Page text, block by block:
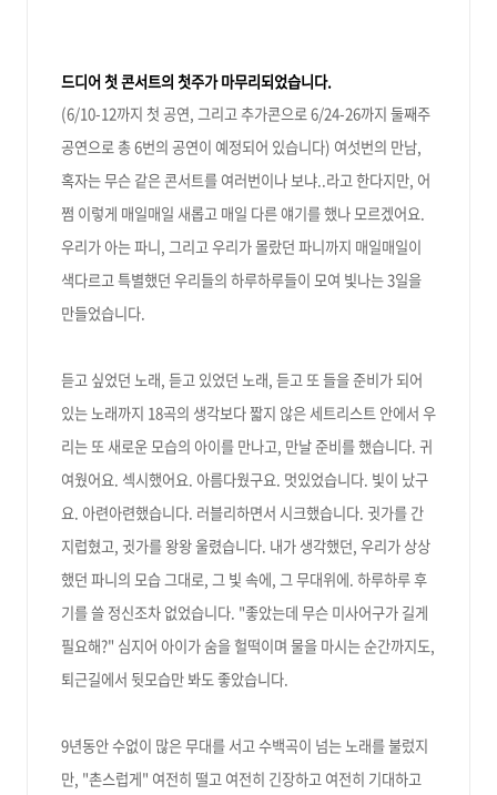
드디어 첫 콘서트의 첫주가 마무리되었습니다.
(6/10-12까지 첫 공연, 그리고 추가콘으로 6/24-26까지 둘째주
공연으로 총 6번의 공연이 예정되어 있습니다) 여섯번의 만남,
혹자는 무슨 같은 콘서트를 여러번이나 보냐..라고 한다지만, 어
쩜 이렇게 매일매일 새롭고 매일 다른 얘기를 했나 모르겠어요.
우리가 아는 파니, 그리고 우리가 몰랐던 파니까지 매일매일이
색다르고 특별했던 우리들의 하루하루들이 모여 빛나는 3일을
만들었습니다.
듣고 싶었던 노래, 듣고 있었던 노래, 듣고 또 들을 준비가 되어
있는 노래까지 18곡의 생각보다 짧지 않은 세트리스트 안에서 우
리는 또 새로운 모습의 아이를 만나고, 만날 준비를 했습니다. 귀
여웠어요. 섹시했어요. 아름다웠구요. 멋있었습니다. 빛이 났구
요. 아련아련했습니다. 러블리하면서 시크했습니다. 귓가를 간
지럽혔고, 귓가를 왕왕 울렸습니다. 내가 생각했던, 우리가 상상
했던 파니의 모습 그대로, 그 빛 속에, 그 무대위에. 하루하루 후
기를 쓸 정신조차 없었습니다. "좋았는데 무슨 미사어구가 길게
필요해?" 심지어 아이가 숨을 헐떡이며 물을 마시는 순간까지도,
퇴근길에서 뒷모습만 봐도 좋았습니다.
9년동안 수없이 많은 무대를 서고 수백곡이 넘는 노래를 불렀지
만, "촌스럽게" 여전히 떨고 여전히 긴장하고 여전히 기대하고